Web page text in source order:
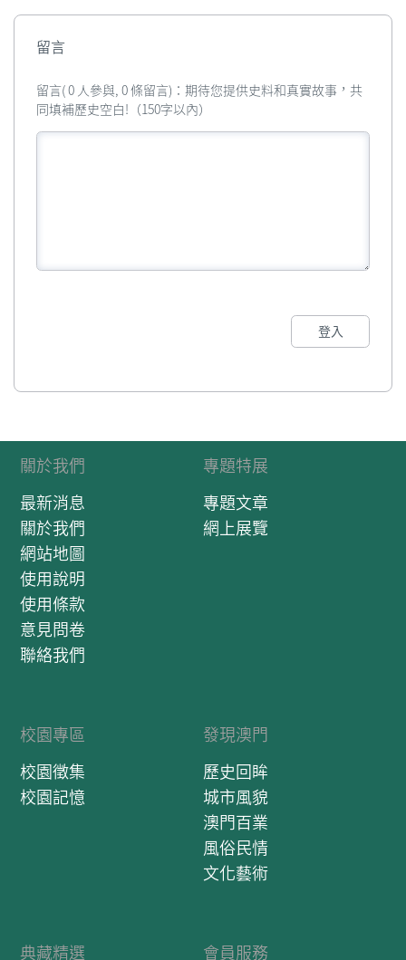
留言
留言( 0 人參與, 0 條留言)：期待您提供史料和真實故事，共
同填補歷史空白!（150字以內）
登入
關於我們
最新消息
關於我們
網站地圖
使用說明
使用條款
意見問卷
聯絡我們
專題特展
專題文章
網上展覽
校園專區
校園徵集
校園記憶
發現澳門
歷史回眸
城市風貌
澳門百業
風俗民情
文化藝術
典藏精選 會員服務